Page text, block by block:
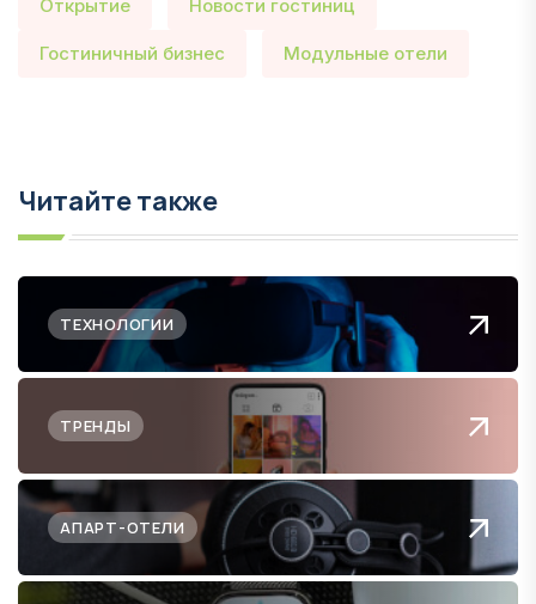
Открытие Новости гостиниц
Гостиничный бизнес Модульные отели
Читайте также
ТЕХНОЛОГИИ
ТРЕНДЫ
АПАРТ-ОТЕЛИ